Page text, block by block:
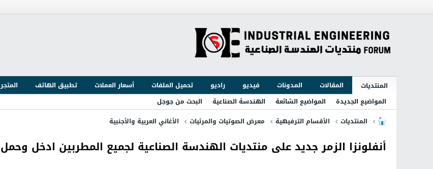
المنتديات المقالات المدونات فيديو راديو تحميل الملفات أسعار العملات تطبيق الهاتف
المتجر
المواضيع الجديدة
المواضيع الشائعة الهندسة الصناعية
البحث من جوجل
المنتديات
الأقسام الترفيهية معرض الصوتيات والمرئيات الأغاني العربية والأجنبية
أنفلونزا الزمر جديد على منتديات الهندسة الصناعية لجميع المطربين ادخل وحمل